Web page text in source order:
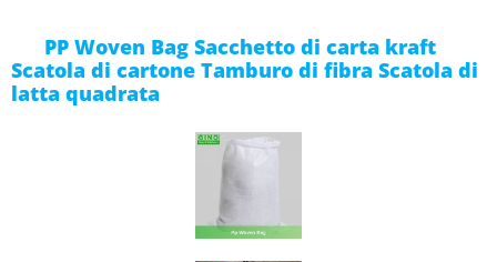
PP Woven Bag Sacchetto di carta kraft
Scatola di cartone Tamburo di fibra Scatola di
latta quadrata